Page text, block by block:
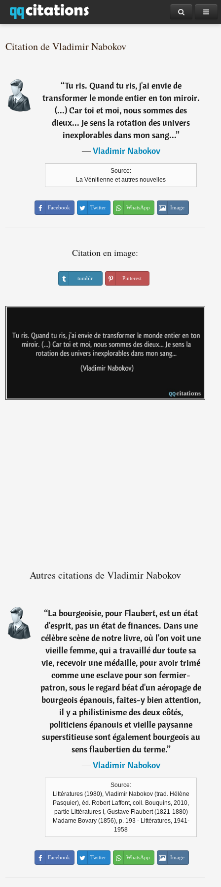
Citation de Vladimir Nabokov
“Tu ris. Quand tu ris, j'ai envie de
transformer le monde entier en ton miroir.
(...) Car toi et moi, nous sommes des
dieux... Je sens la rotation des univers
inexplorables dans mon sang...”
―Vladimir Nabokov
Source:
La Vénitienne et autres nouvelles
Facebook Twitter WhatsApp Image
Citation en image:
tumblr Pinterest
Autres citations de Vladimir Nabokov
“La bourgeoisie, pour Flaubert, est un état
d'esprit, pas un état de finances. Dans une
célèbre scène de notre livre, où l'on voit une
vieille femme, qui a travaillé dur toute sa
vie, recevoir une médaille, pour avoir trimé
comme une esclave pour son fermier-
patron, sous le regard béat d'un aéropage de
bourgeois épanouis, faites-y bien attention,
il y a philistinisme des deux côtés,
politiciens épanouis et vieille paysanne
superstitieuse sont également bourgeois au
sens flaubertien du terme.”
―Vladimir Nabokov
Source:
Littératures (1980), Vladimir Nabokov (trad. Hélène
Pasquier), éd. Robert Laffont, coll. Bouquins, 2010,
partie Littératures I, Gustave Flaubert (1821-1880)
Madame Bovary (1856), p. 193 - Littératures, 1941-
1958
Facebook Twitter WhatsApp Image